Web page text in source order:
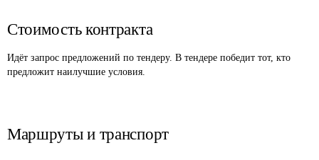
Стоимость контракта
Идёт запрос предложений по тендеру. В тендере победит тот, кто
предложит наилучшие условия.
Маршруты и транспорт